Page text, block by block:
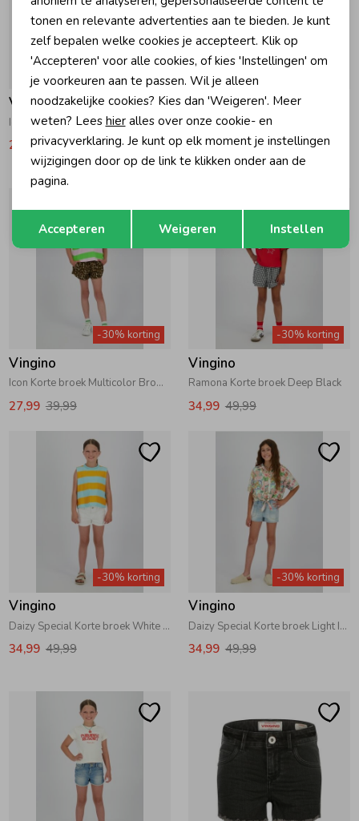
-30% korting
Vingino
Icon Korte broek Fairy Pink
27,99 39,99
Vingino
Icon Korte broek Aqua Splash
27,99 39,99
-30% korting
Vingino
Icon Korte broek Multicolor Brown
27,99 39,99
-30% korting
Vingino
Ramona Korte broek Deep Black
34,99 49,99
-30% korting
Vingino
Daizy Special Korte broek White Denim
34,99 49,99
-30% korting
Vingino
Daizy Special Korte broek Light Indigo
34,99 49,99
Terug Opslaan
tonen en relevante advertenties aan te bieden. Je kunt
zelf bepalen welke cookies je accepteert. Klik op
'Accepteren' voor alle cookies, of kies 'Instellingen' om
je voorkeuren aan te passen. Wil je alleen
noodzakelijke cookies? Kies dan 'Weigeren'. Meer
weten? Lees hieralles over onze cookie- en
privacyverklaring. Je kunt op elk moment je instellingen
wijzigingen door op de link te klikken onder aan de
pagina.
Accepteren Weigeren Instellen